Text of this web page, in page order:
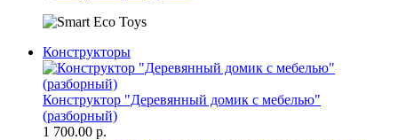
Конструкторы
Конструктор "Деревянный домик с мебелью"
(разборный)
1 700.00 р.